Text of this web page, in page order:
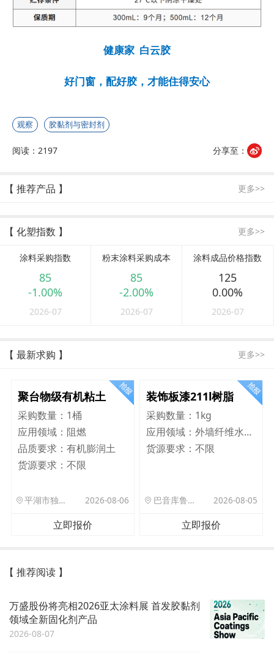
健康家 白云胶
好门窗，配好胶，才能住得安心
观察 胶黏剂与密封剂
阅读：2197 分享至：
【 推荐产品 】 更多>>
【 化塑指数 】 更多>>
涂料采购指数
85
-1.00%
2026-07
粉末涂料采购成本
85
-2.00%
2026-07
涂料成品价格指数
125
0.00%
2026-07
【 最新求购 】 更多>>
聚台物级有机粘土
采购数量： 1桶
应用领域： 阻燃
品质要求： 有机膨润土
货源要求： 不限
平湖市独山港镇集港路 589 号 2026-08-06
立即报价
装饰板漆211l树脂
采购数量： 1kg
应用领域：
外墙纤维水泥板
货源要求：不限
巴音库鲁提镇,托帕口岸六号库房 2026-08-05
立即报价
【 推荐阅读 】
万盛股份将亮相2026亚太涂料展 首发胶黏剂
领域全新固化剂产品
2026-08-07